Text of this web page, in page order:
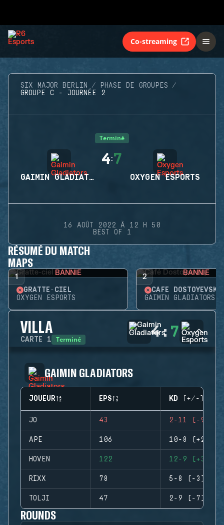
Co-streaming
SIX MAJOR BERLIN
PHASE DE GROUPES
GROUPE C - JOURNÉE 2
Terminé
GAIMIN GLADIATORS
4:7
OXYGEN ESPORTS
16 AOÛT 2022 À 12 H 50
BEST OF 1
RÉSUMÉ DU MATCH
MAPS
1 BANNIE
GRATTE-CIEL
OXYGEN ESPORTS
2 BANNIE
CAFÉ DOSTOYEVSKY
GAIMIN GLADIATORS
VILLA
CARTE 1 Terminé 4: 7
GAIMIN GLADIATORS
JOUEUR EPS KD (+/-)
JO 43 2-11 (-9)
APE 106 10-8 (+2)
HOVEN 122 12-9 (+3)
RIXX 78 5-8 (-3)
TOLJI 47 2-9 (-7)
ROUNDS